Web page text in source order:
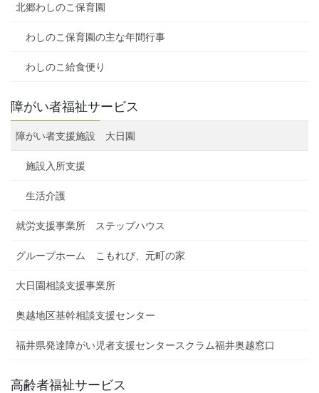
北郷わしのこ保育園
わしのこ保育園の主な年間行事
わしのこ給食便り
障がい者福祉サービス
障がい者支援施設 大日園
施設入所支援
生活介護
就労支援事業所 ステップハウス
グループホーム こもれび、元町の家
大日園相談支援事業所
奥越地区基幹相談支援センター
福井県発達障がい児者支援センタースクラム福井奥越窓口
高齢者福祉サービス